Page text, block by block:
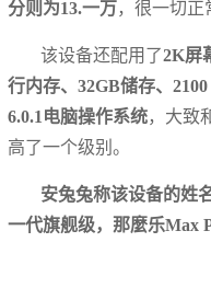
分则为13.一万，很一切正
该设备还配用了2K屏
行内存、32GB储存、
6.0.1电脑操作系统，大致
高了一个级别。
安兔兔称该设备的姓
一代旗舰级，那麼乐Max